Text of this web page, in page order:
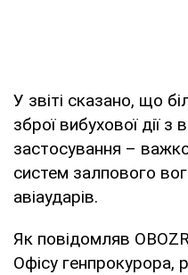
У звіті сказано, що
зброї вибухової дії
застосування –
систем залпового
авіаударів.
Як повідомляв
Офісу генпрокурора,